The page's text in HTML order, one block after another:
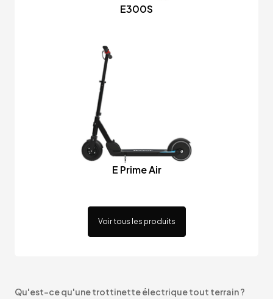
E300S
E Prime Air
Voir tous les produits
Qu'est-ce qu'une trottinette électrique tout terrain ?